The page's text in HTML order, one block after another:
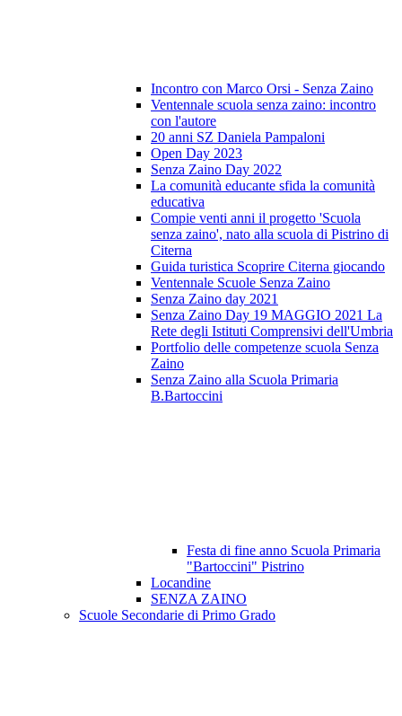
Incontro con Marco Orsi - Senza Zaino
Ventennale scuola senza zaino: incontro
con l'autore
20 anni SZ Daniela Pampaloni
Open Day 2023
Senza Zaino Day 2022
La comunità educante sfida la comunità
educativa
Compie venti anni il progetto 'Scuola
senza zaino', nato alla scuola di Pistrino di
Citerna
Guida turistica Scoprire Citerna giocando
Ventennale Scuole Senza Zaino
Senza Zaino day 2021
Senza Zaino Day 19 MAGGIO 2021 La
Rete degli Istituti Comprensivi dell'Umbria
Portfolio delle competenze scuola Senza
Zaino
Senza Zaino alla Scuola Primaria
B.Bartoccini
Festa di fine anno Scuola Primaria
"Bartoccini" Pistrino
Locandine
SENZA ZAINO
Scuole Secondarie di Primo Grado